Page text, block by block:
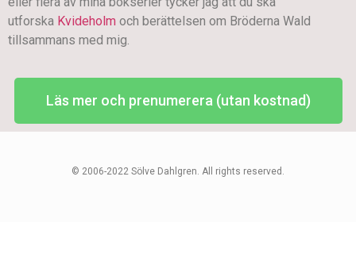
utforska Kvideholm och berättelsen om Bröderna Wald
tillsammans med mig.
Läs mer och prenumerera (utan kostnad)
© 2006-2022 Sölve Dahlgren. All rights reserved.